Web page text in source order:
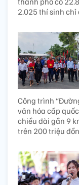
2.025 thí sinh
Công trình
văn hóa cấp
chiều dài gần 9
trên 200 triệu